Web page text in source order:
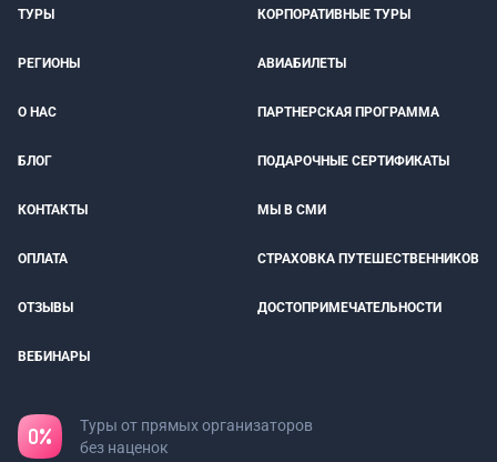
ТУРЫ КОРПОРАТИВНЫЕ ТУРЫ
РЕГИОНЫ АВИАБИЛЕТЫ
О НАС ПАРТНЕРСКАЯ ПРОГРАММА
БЛОГ ПОДАРОЧНЫЕ СЕРТИФИКАТЫ
КОНТАКТЫ МЫ В СМИ
ОПЛАТА СТРАХОВКА ПУТЕШЕСТВЕННИКОВ
ОТЗЫВЫ ДОСТОПРИМЕЧАТЕЛЬНОСТИ
ВЕБИНАРЫ
Туры от прямых организаторов
без наценок